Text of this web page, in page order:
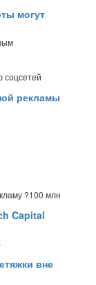
могут
соцсетей
рекламы
?100 млн
Capital
вне